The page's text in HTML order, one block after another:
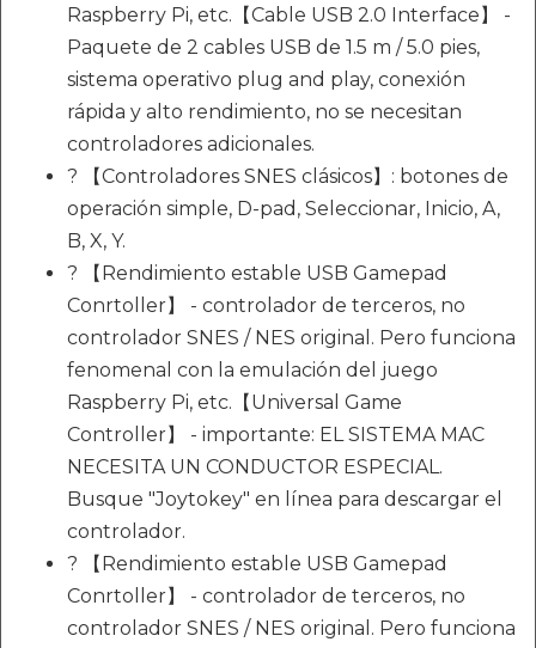
Raspberry Pi, etc.【Cable USB 2.0 Interface】 -
Paquete de 2 cables USB de 1.5 m / 5.0 pies,
sistema operativo plug and play, conexión
rápida y alto rendimiento, no se necesitan
controladores adicionales.
? 【Controladores SNES clásicos】: botones de
operación simple, D-pad, Seleccionar, Inicio, A,
B, X, Y.
? 【Rendimiento estable USB Gamepad
Conrtoller】 - controlador de terceros, no
controlador SNES / NES original. Pero funciona
fenomenal con la emulación del juego
Raspberry Pi, etc.【Universal Game
Controller】 - importante: EL SISTEMA MAC
NECESITA UN CONDUCTOR ESPECIAL.
Busque "Joytokey" en línea para descargar el
controlador.
? 【Rendimiento estable USB Gamepad
Conrtoller】 - controlador de terceros, no
controlador SNES / NES original. Pero funciona